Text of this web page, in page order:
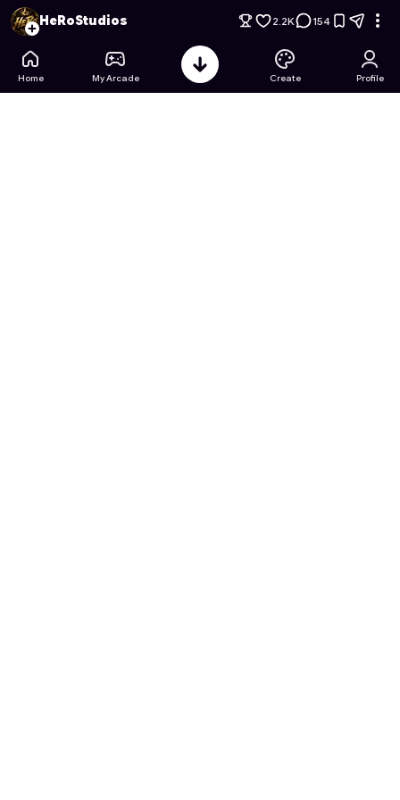
وقت المغامرة البقاء 99 يوم في الغابة مع فن- Free Online Game
HeRoStudios 2.2K 154
Home My Arcade Create Profile